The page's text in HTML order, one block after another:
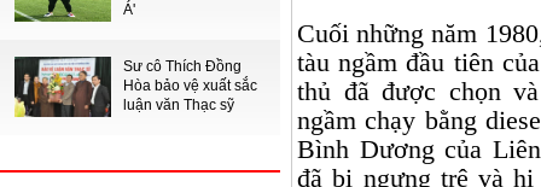
Á'
Sư cô Thích Đồng
Hòa bảo vệ xuất sắc
luận văn Thạc sỹ
Cuối những năm
tàu ngầm đầu tiên
thủ đã được chọn
ngầm chạy bằng
Bình Dương của
đã bị ngưng trệ và